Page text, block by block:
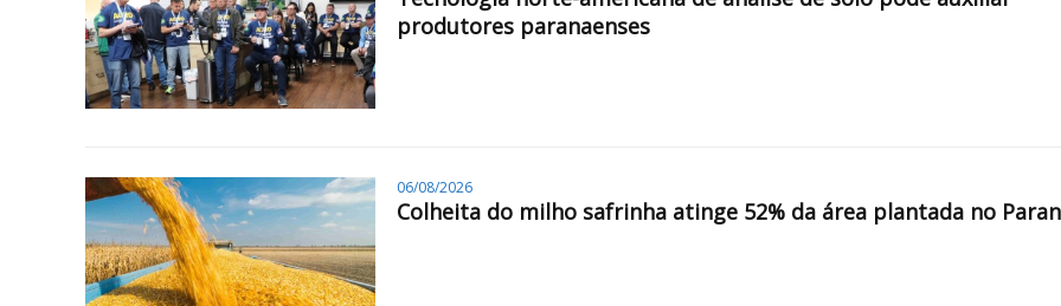
produtores paranaenses
06/08/2026
Colheita do milho safrinha atinge 52% da área plantada no